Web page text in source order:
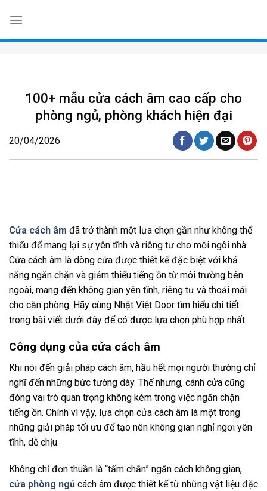
content
100+ mẫu cửa cách âm cao cấp cho
phòng ngủ, phòng khách hiện đại
20/04/2026
Cửa cách âm đã trở thành một lựa chọn gần như không thể
thiếu để mang lại sự yên tĩnh và riêng tư cho mỗi ngôi nhà.
Cửa cách âm là dòng cửa được thiết kế đặc biệt với khả
năng ngăn chặn và giảm thiểu tiếng ồn từ môi trường bên
ngoài, mang đến không gian yên tĩnh, riêng tư và thoải mái
cho căn phòng. Hãy cùng Nhật Việt Door tìm hiểu chi tiết
trong bài viết dưới đây để có được lựa chọn phù hợp nhất.
Công dụng của cửa cách âm
Khi nói đến giải pháp cách âm, hầu hết mọi người thường chỉ
nghĩ đến những bức tường dày. Thế nhưng, cánh cửa cũng
đóng vai trò quan trọng không kém trong việc ngăn chặn
tiếng ồn. Chính vì vậy, lựa chọn cửa cách âm là một trong
những giải pháp tối ưu để tạo nên không gian nghỉ ngơi yên
tĩnh, dễ chịu.
Không chỉ đơn thuần là “tấm chắn” ngăn cách không gian,
cửa phòng ngủ cách âm được thiết kế từ những vật liệu đặc